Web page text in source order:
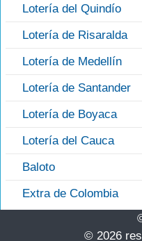
Lotería del Quindío
Lotería de Risaralda
Lotería de Medellín
Lotería de Santander
Lotería de Boyaca
Lotería del Cauca
Baloto
Extra de Colombia
© 2026